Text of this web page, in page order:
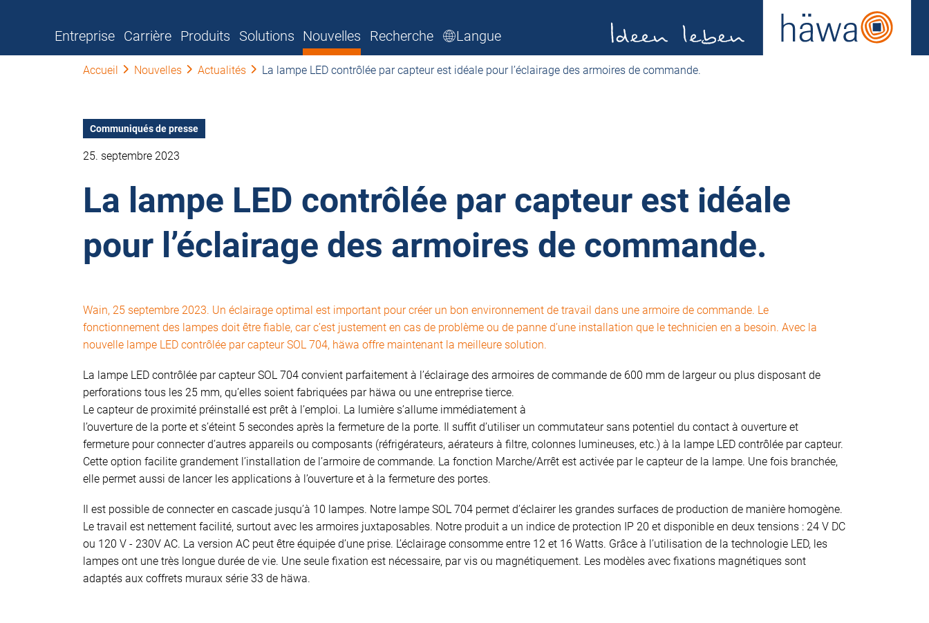
Entreprise Carrière Produits Solutions Nouvelles Recherche Langue
Accueil Nouvelles Actualités La lampe LED contrôlée par capteur est idéale pour l’éclairage des armoires de commande.
Communiqués de presse
25. septembre 2023
La lampe LED contrôlée par capteur est idéale
pour l’éclairage des armoires de commande.
Wain, 25 septembre 2023. Un éclairage optimal est important pour créer un bon environnement de travail dans une armoire de commande. Le
fonctionnement des lampes doit être fiable, car c’est justement en cas de problème ou de panne d’une installation que le technicien en a besoin. Avec la
nouvelle lampe LED contrôlée par capteur SOL 704, häwa offre maintenant la meilleure solution.
La lampe LED contrôlée par capteur SOL 704 convient parfaitement à l’éclairage des armoires de commande de 600 mm de largeur ou plus disposant de
perforations tous les 25 mm, qu’elles soient fabriquées par häwa ou une entreprise tierce.
Le capteur de proximité préinstallé est prêt à l’emploi. La lumière s’allume immédiatement à
l’ouverture de la porte et s’éteint 5 secondes après la fermeture de la porte. Il suffit d’utiliser un commutateur sans potentiel du contact à ouverture et
fermeture pour connecter d’autres appareils ou composants (réfrigérateurs, aérateurs à filtre, colonnes lumineuses, etc.) à la lampe LED contrôlée par capteur.
Cette option facilite grandement l’installation de l’armoire de commande. La fonction Marche/Arrêt est activée par le capteur de la lampe. Une fois branchée,
elle permet aussi de lancer les applications à l’ouverture et à la fermeture des portes.
Il est possible de connecter en cascade jusqu’à 10 lampes. Notre lampe SOL 704 permet d’éclairer les grandes surfaces de production de manière homogène.
Le travail est nettement facilité, surtout avec les armoires juxtaposables. Notre produit a un indice de protection IP 20 et disponible en deux tensions : 24 V DC
ou 120 V - 230V AC. La version AC peut être équipée d’une prise. L’éclairage consomme entre 12 et 16 Watts. Grâce à l’utilisation de la technologie LED, les
lampes ont une très longue durée de vie. Une seule fixation est nécessaire, par vis ou magnétiquement. Les modèles avec fixations magnétiques sont
adaptés aux coffrets muraux série 33 de häwa.